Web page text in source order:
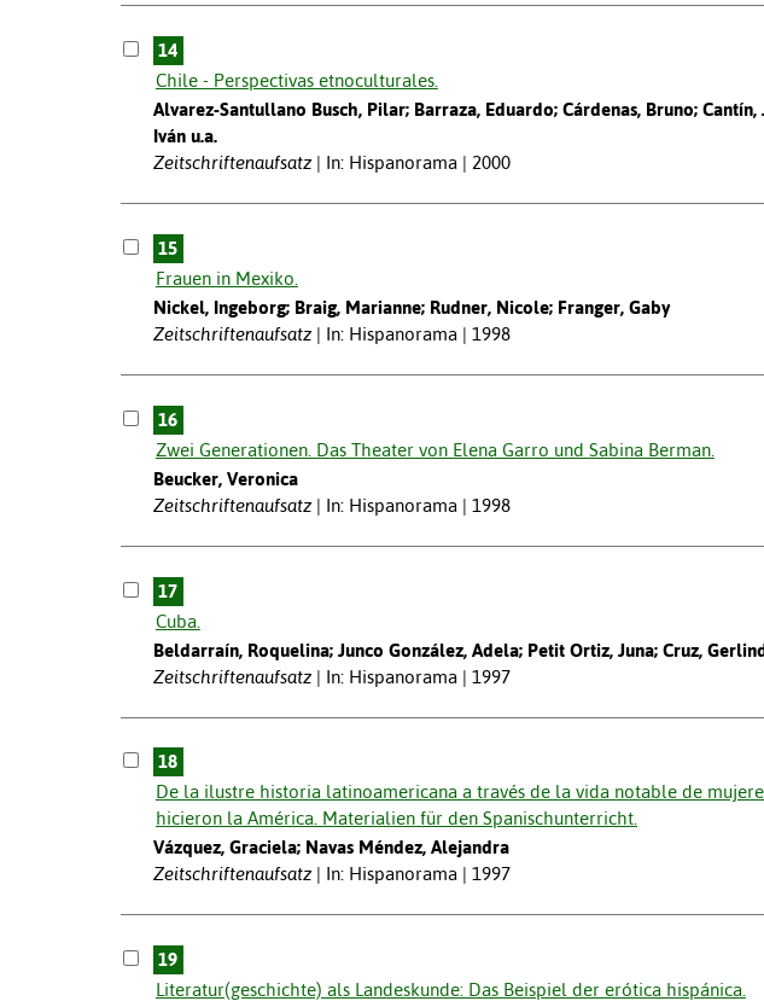
14
Chile - Perspectivas etnoculturales.
Alvarez-Santullano Busch, Pilar; Barraza, Eduardo; Cárdenas, Bruno; Cantín,
Iván u.a.
Zeitschriftenaufsatz
In: Hispanorama | 2000
15
Frauen in Mexiko.
Nickel, Ingeborg; Braig, Marianne; Rudner, Nicole; Franger, Gaby
Zeitschriftenaufsatz
In: Hispanorama | 1998
16
Zwei Generationen. Das Theater von Elena Garro und Sabina Berman.
Beucker, Veronica
Zeitschriftenaufsatz
In: Hispanorama | 1998
17
Cuba.
Beldarraín, Roquelina; Junco González, Adela; Petit Ortiz, Juna; Cruz,
Zeitschriftenaufsatz
In: Hispanorama | 1997
18
De la ilustre historia latinoamericana a través de la vida notable de
hicieron la América. Materialien für den Spanischunterricht.
Vázquez, Graciela; Navas Méndez, Alejandra
Zeitschriftenaufsatz
In: Hispanorama | 1997
19
Literatur(geschichte) als Landeskunde: Das Beispiel der erótica hispánica.